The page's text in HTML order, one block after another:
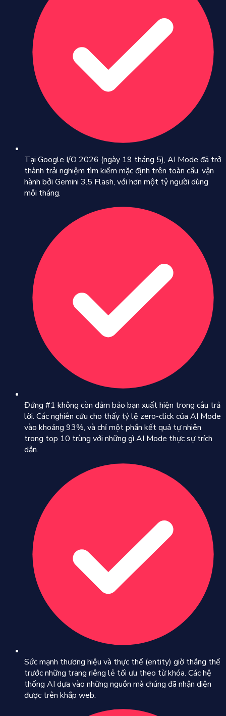
Tại Google I/O 2026 (ngày 19 tháng 5), AI Mode đã trở
thành trải nghiệm tìm kiếm mặc định trên toàn cầu, vận
hành bởi Gemini 3.5 Flash, với hơn một tỷ người dùng
mỗi tháng.
Đứng #1 không còn đảm bảo bạn xuất hiện trong câu trả
lời. Các nghiên cứu cho thấy tỷ lệ zero-click của AI Mode
vào khoảng 93%, và chỉ một phần kết quả tự nhiên
trong top 10 trùng với những gì AI Mode thực sự trích
dẫn.
Sức mạnh thương hiệu và thực thể (entity) giờ thắng thế
trước những trang riêng lẻ tối ưu theo từ khóa. Các hệ
thống AI dựa vào những nguồn mà chúng đã nhận diện
được trên khắp web.